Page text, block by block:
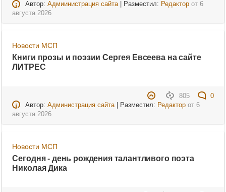
Автор: Адмиинистрация сайта| Разместил: Редакторот 6
августа 2026
Новости МСП
Книги прозы и поэзии Сергея Евсеева на сайте
ЛИТРЕС
805
0
Автор: Администрация сайта| Разместил: Редакторот 6
августа 2026
Новости МСП
Сегодня - день рождения талантливого поэта
Николая Дика